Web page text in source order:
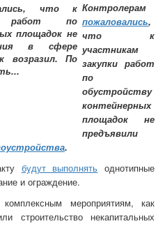
Контролерам
пожаловались,
что к
участникам
закупки работ
по
обустройству
контейнерных
площадок не
предъявили
.
будут выполнять однотипные
и ограждение.
мероприятиям, как
строительство некапитальных